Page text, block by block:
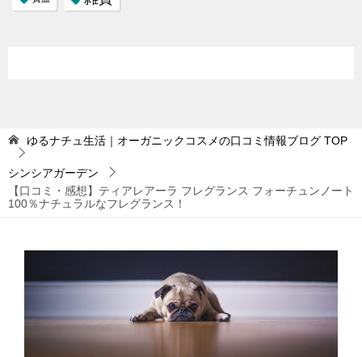
ゆるナチュ生活｜オーガニックコスメの口コミ情報ブログ TOP
シンシアガーデン
【口コミ・感想】ティアレアーラ フレグランス フォーチュンノート
100％ナチュラルなフレグランス！